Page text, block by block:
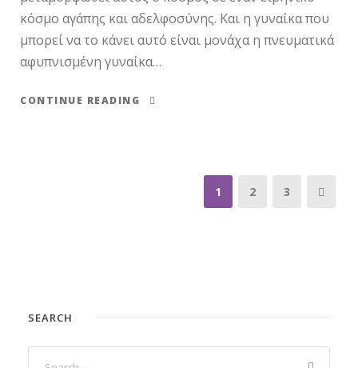
κόσμο αγάπης και αδελφοσύνης. Και η γυναίκα που
μπορεί να το κάνει αυτό είναι μονάχα η πνευματικά
αφυπνισμένη γυναίκα…
CONTINUE READING
1 2 3
SEARCH